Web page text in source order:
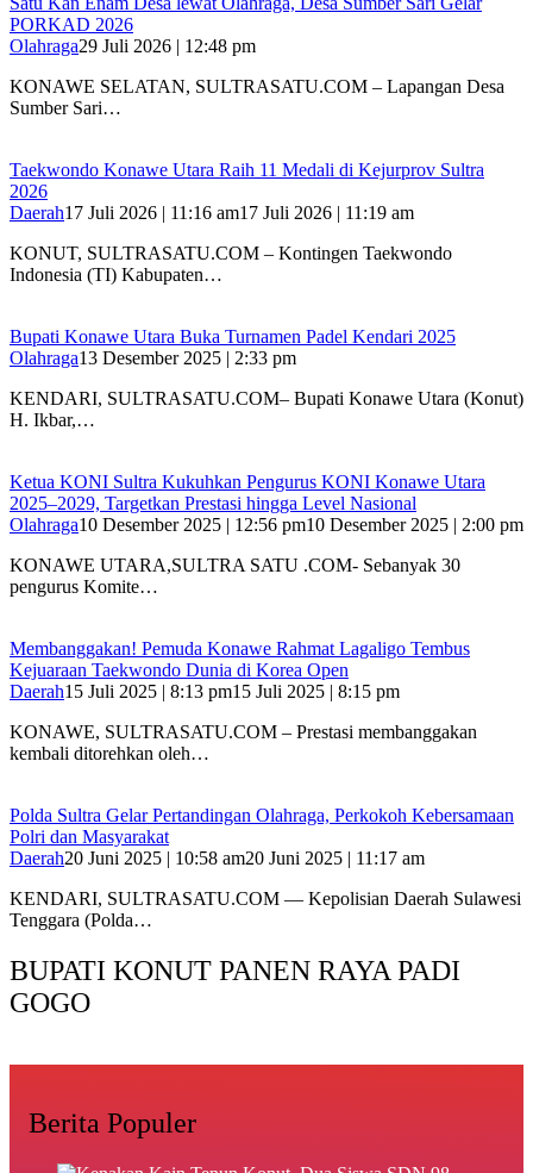
PORKAD 2026
Olahraga29 Juli 2026 | 12:48 pm
KONAWE SELATAN, SULTRASATU.COM – Lapangan Desa
Sumber Sari…
Taekwondo Konawe Utara Raih 11 Medali di Kejurprov Sultra
2026
Daerah17 Juli 2026 | 11:16 am17 Juli 2026 | 11:19 am
KONUT, SULTRASATU.COM – Kontingen Taekwondo
Indonesia (TI) Kabupaten…
Bupati Konawe Utara Buka Turnamen Padel Kendari 2025
Olahraga13 Desember 2025 | 2:33 pm
KENDARI, SULTRASATU.COM– Bupati Konawe Utara (Konut)
H. Ikbar,…
Ketua KONI Sultra Kukuhkan Pengurus KONI Konawe Utara
2025–2029, Targetkan Prestasi hingga Level Nasional
Olahraga10 Desember 2025 | 12:56 pm10 Desember 2025 | 2:00 pm
KONAWE UTARA,SULTRA SATU .COM- Sebanyak 30
pengurus Komite…
Membanggakan! Pemuda Konawe Rahmat Lagaligo Tembus
Kejuaraan Taekwondo Dunia di Korea Open
Daerah15 Juli 2025 | 8:13 pm15 Juli 2025 | 8:15 pm
KONAWE, SULTRASATU.COM – Prestasi membanggakan
kembali ditorehkan oleh…
Polda Sultra Gelar Pertandingan Olahraga, Perkokoh Kebersamaan
Polri dan Masyarakat
Daerah20 Juni 2025 | 10:58 am20 Juni 2025 | 11:17 am
KENDARI, SULTRASATU.COM — Kepolisian Daerah Sulawesi
Tenggara (Polda…
BUPATI KONUT PANEN RAYA PADI
GOGO
Berita Populer